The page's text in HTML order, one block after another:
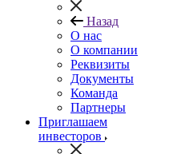
Назад
О нас
О компании
Реквизиты
Документы
Команда
Партнеры
Приглашаем
инвесторов